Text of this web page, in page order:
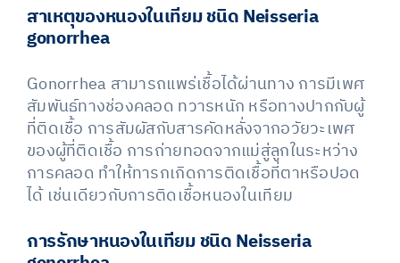
สาเหตุของหนองในเทียม ชนิด Neisseria
gonorrhea
Gonorrhea สามารถแพร่เชื้อได้ผ่านทาง การมีเพศ
สัมพันธ์ทางช่องคลอด ทวารหนัก หรือทางปากกับผู้
ที่ติดเชื้อ การสัมผัสกับสารคัดหลั่งจากอวัยวะเพศ
ของผู้ที่ติดเชื้อ การถ่ายทอดจากแม่สู่ลูกในระหว่าง
การคลอด ทำให้ทารกเกิดการติดเชื้อที่ตาหรือปอด
ได้ เช่นเดียวกับการติดเชื้อหนองในเทียม
การรักษาหนองในเทียม ชนิด Neisseria